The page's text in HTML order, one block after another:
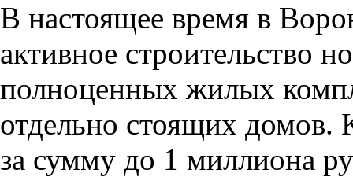
В настоящее время в
активное строительство
полноценных жилых
отдельно стоящих домов.
за сумму до 1 миллиона